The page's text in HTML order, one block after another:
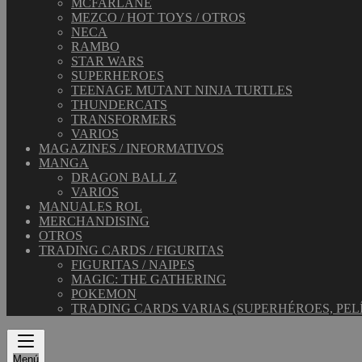
MCFARLANE
MEZCO / HOT TOYS / OTROS
NECA
RAMBO
STAR WARS
SUPERHEROES
TEENAGE MUTANT NINJA TURTLES
THUNDERCATS
TRANSFORMERS
VARIOS
MAGAZINES / INFORMATIVOS
MANGA
DRAGON BALL Z
VARIOS
MANUALES ROL
MERCHANDISING
OTROS
TRADING CARDS / FIGURITAS
FIGURITAS / NAIPES
MAGIC: THE GATHERING
POKEMON
TRADING CARDS VARIAS (SUPERHÉROES,
Menú